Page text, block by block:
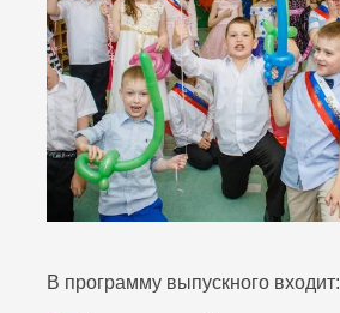
В программу выпускного входит: